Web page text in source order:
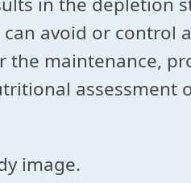
avoid or control
the maintenance,
assessment
image.